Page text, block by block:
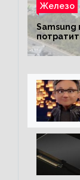
Железо
Samsung